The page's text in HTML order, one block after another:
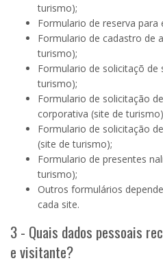
turismo);
Formulario de reserva
Formulario de cadastro de
turismo);
Formulario de solicitaçõ de
turismo);
Formulario de solicitação
corporativa (site de
Formulario de solicitação
(site de turismo);
Formulario de presentes
turismo);
Outros formulários
cada site.
3 - Quais dados pessoais
e visitante?